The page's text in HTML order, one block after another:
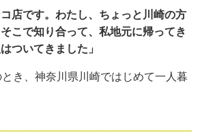
店です。わたし、ちょっと川崎の方
こで知り合って、私地元に帰ってき
ついてきました」
き、神奈川県川崎ではじめて一人暮